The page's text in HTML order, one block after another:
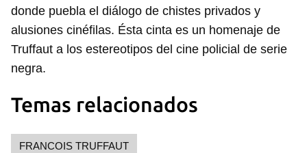
donde puebla el diálogo de chistes privados y
alusiones cinéfilas. Ésta cinta es un homenaje de
Truffaut a los estereotipos del cine policial de serie
negra.
Temas relacionados
FRANCOIS TRUFFAUT